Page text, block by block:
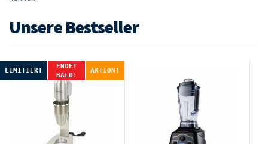
Unsere Bestseller
LIMITIERT
ENDET
BALD!
AKTION!